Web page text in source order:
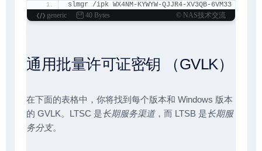
slmgr /ipk WX4NM-KYWYW-QJJR4-XV3QB-6VM33
generic
40 Bytes © NAS技术交流
通用批量许可证密钥 （GVLK）
在下面的表格中，你将找到每个版本和 Windows 版本
的 GVLK。LTSC 是长期服务渠道，而 LTSB 是长期服
务分支。